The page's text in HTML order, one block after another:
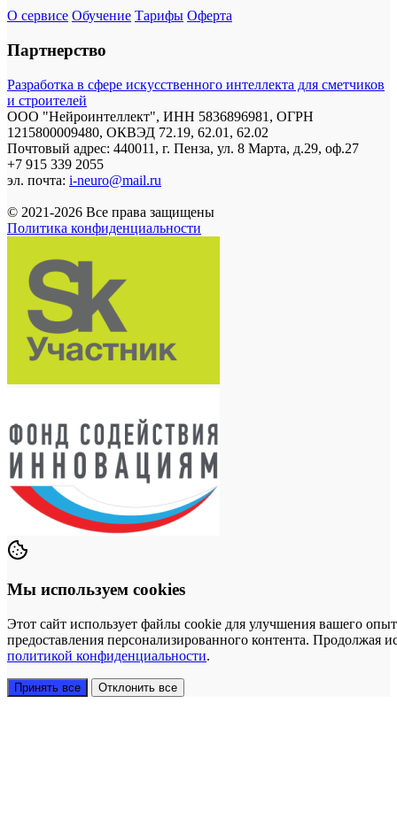
О сервисе Обучение Тарифы Оферта
Партнерство
Разработка в сфере искусственного интеллекта для сметчиков
и строителей
ООО "Нейроинтеллект", ИНН 5836896981, ОГРН
1215800009480, ОКВЭД 72.19, 62.01, 62.02
Почтовый адрес: 440011, г. Пенза, ул. 8 Марта, д.29, оф.27
+7 915 339 2055
эл. почта: i-neuro@mail.ru
© 2021-2026 Все права защищены
Политика конфиденциальности
Мы используем cookies
Этот сайт использует файлы cookie для улучшения вашего
предоставления персонализированного контента. Продолжая
политикой конфиденциальности.
Принять все Отклонить все